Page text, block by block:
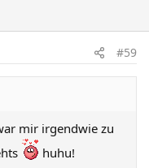
#59
mir irgendwie zu
huhu!